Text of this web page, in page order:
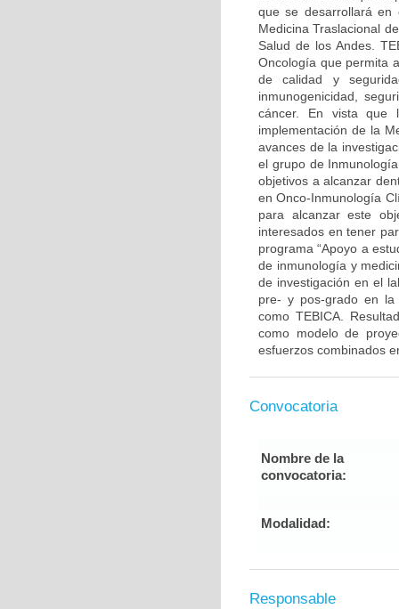
que se desarrollará
Medicina Traslacional
Salud de los Andes.
Oncología que permita
de calidad y
inmunogenicidad,
cáncer. En vista que
implementación de la
avances de la
el grupo de
objetivos a alcanzar
en Onco-Inmunología
para alcanzar este
interesados en tener
programa “Apoyo a
de inmunología y
de investigación en el
pre- y pos-grado en la
como TEBICA.
como modelo de
esfuerzos combinados
Convocatoria
Nombre de la
convocatoria:
Modalidad:
Responsable